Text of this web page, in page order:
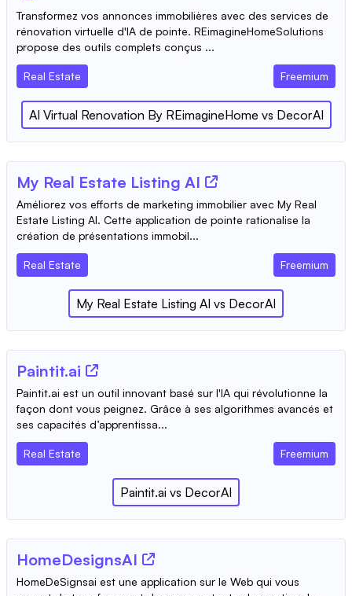
Transformez vos annonces immobilières avec des services de
rénovation virtuelle d'IA de pointe. REimagineHomeSolutions
propose des outils complets conçus ...
Real Estate Freemium
AI Virtual Renovation By REimagineHome vs DecorAI
My Real Estate Listing AI
Améliorez vos efforts de marketing immobilier avec My Real
Estate Listing AI. Cette application de pointe rationalise la
création de présentations immobil...
Real Estate Freemium
My Real Estate Listing AI vs DecorAI
Paintit.ai
Paintit.ai est un outil innovant basé sur l'IA qui révolutionne la
façon dont vous peignez. Grâce à ses algorithmes avancés et
ses capacités d’apprentissa...
Real Estate Freemium
Paintit.ai vs DecorAI
HomeDesignsAI
HomeDeSignsai est une application sur le Web qui vous